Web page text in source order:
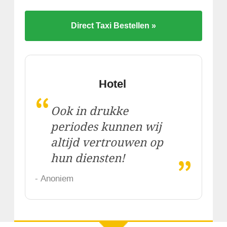
Direct Taxi Bestellen »
Hotel
“ Ook in drukke
periodes kunnen wij
altijd vertrouwen op
hun diensten!
„
- Anoniem